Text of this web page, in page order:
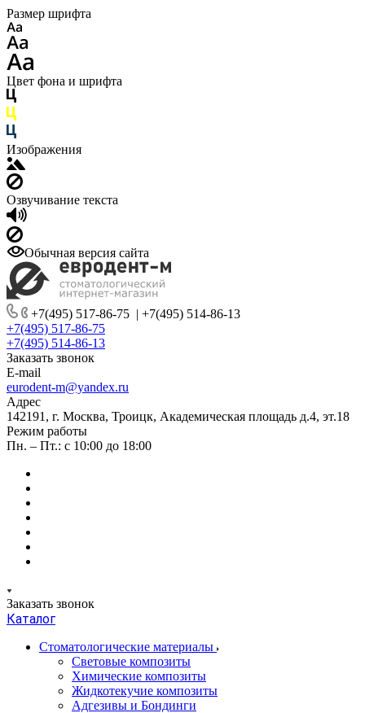
Размер шрифта
Цвет фона и шрифта
Изображения
Озвучивание текста
Обычная версия сайта
+7(495) 517-86-75 | +7(495) 514-86-13
+7(495) 517-86-75
+7(495) 514-86-13
Заказать звонок
E-mail
eurodent-m@yandex.ru
Адрес
142191, г. Москва, Троицк, Академическая площадь д.4, эт.18
Режим работы
Пн. – Пт.: с 10:00 до 18:00
Заказать звонок
Каталог
Стоматологические материалы
Световые композиты
Химические композиты
Жидкотекучие композиты
Адгезивы и Бондинги